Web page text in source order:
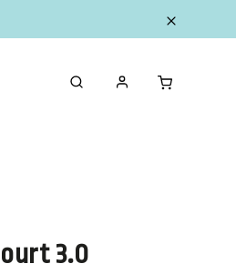
ZBERATEĽSKÉ FIGURKY
3.0